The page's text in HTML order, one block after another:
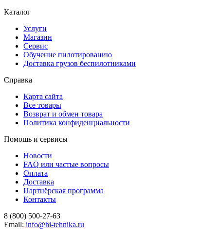
Каталог
Услуги
Магазин
Сервис
Обучение пилотированию
Доставка грузов беспилотниками
Справка
Карта сайта
Все товары
Возврат и обмен товара
Политика конфиденциальности
Помощь и сервисы
Новости
FAQ или частые вопросы
Оплата
Доставка
Партнёрская программа
Контакты
8 (800) 500-27-63
Email: info@hi-tehnika.ru